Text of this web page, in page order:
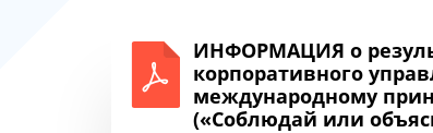
ИНФОРМАЦИЯ о
корпоративного
международному
(«Соблюдай или